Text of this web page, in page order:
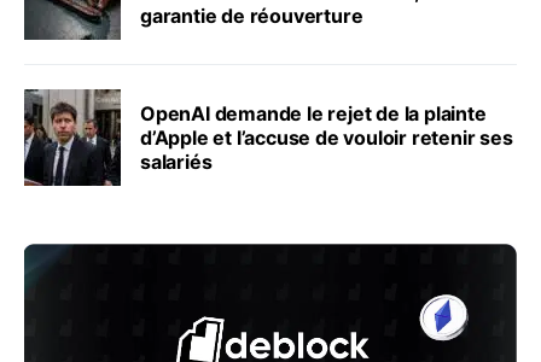
garantie de réouverture
OpenAI demande le rejet de la plainte
d’Apple et l’accuse de vouloir retenir ses
salariés